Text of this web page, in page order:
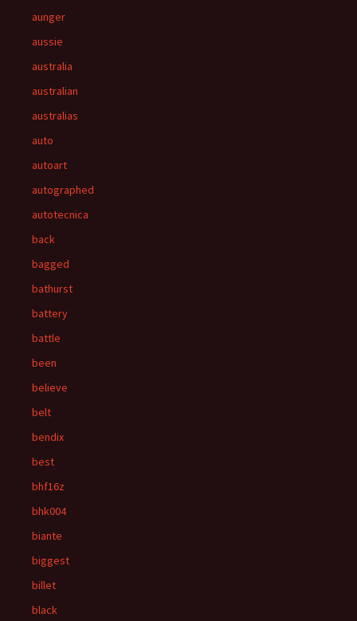
aunger
aussie
australia
australian
australias
auto
autoart
autographed
autotecnica
back
bagged
bathurst
battery
battle
been
believe
belt
bendix
best
bhf16z
bhk004
biante
biggest
billet
black